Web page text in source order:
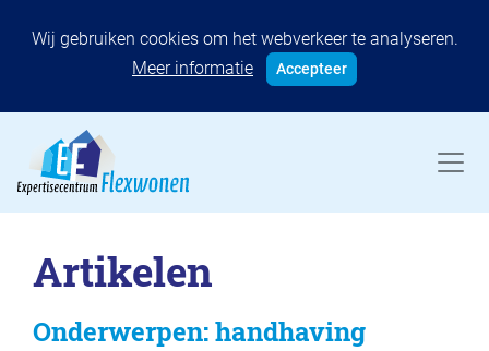
Wij gebruiken cookies om het webverkeer te analyseren.
Meer informatie
Accepteer
Artikelen
Onderwerpen: handhaving